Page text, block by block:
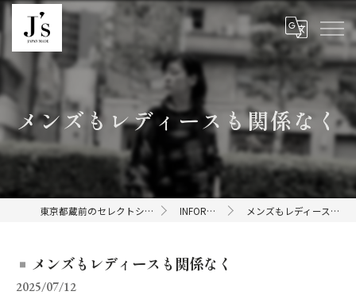
メンズもレディースも関係なく
東京都蔵前のセレクトショップならJ's INFORMATION メンズもレディースも関係なく
メンズもレディースも関係なく
2025/07/12